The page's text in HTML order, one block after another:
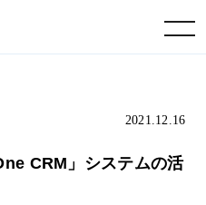
toggle navigation
2021.12.16
CRM」システムの活